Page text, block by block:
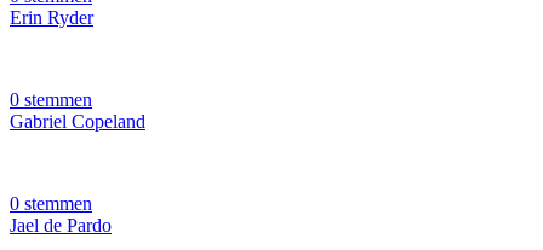
Erin Ryder
0 stemmen
Gabriel Copeland
0 stemmen
Jael de Pardo